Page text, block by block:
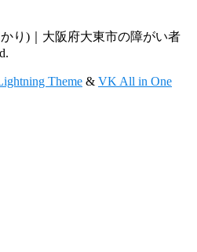
り)｜大阪府大東市の障がい者
Theme & VK All in One